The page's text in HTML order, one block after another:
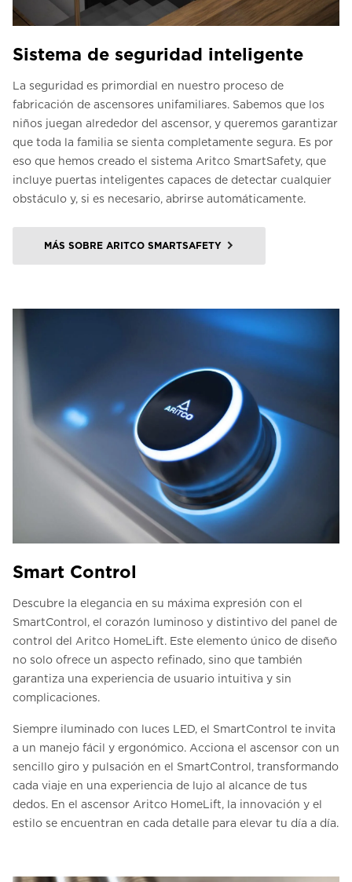
Sistema de seguridad inteligente
La seguridad es primordial en nuestro proceso de
fabricación de ascensores unifamiliares. Sabemos que los
niños juegan alrededor del ascensor, y queremos garantizar
que toda la familia se sienta completamente segura. Es por
eso que hemos creado el sistema Aritco SmartSafety, que
incluye puertas inteligentes capaces de detectar cualquier
obstáculo y, si es necesario, abrirse automáticamente.
MÁS SOBRE ARITCO SMARTSAFETY
Smart Control
Descubre la elegancia en su máxima expresión con el
SmartControl, el corazón luminoso y distintivo del panel de
control del Aritco HomeLift. Este elemento único de diseño
no solo ofrece un aspecto refinado, sino que también
garantiza una experiencia de usuario intuitiva y sin
complicaciones.
Siempre iluminado con luces LED, el SmartControl te invita
a un manejo fácil y ergonómico. Acciona el ascensor con un
sencillo giro y pulsación en el SmartControl, transformando
cada viaje en una experiencia de lujo al alcance de tus
dedos. En el ascensor Aritco HomeLift, la innovación y el
estilo se encuentran en cada detalle para elevar tu día a día.